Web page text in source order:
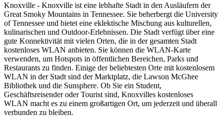
Knoxville - Knoxville ist eine lebhafte Stadt in den Ausläufern der
Great Smoky Mountains in Tennessee. Sie beherbergt die University
of Tennessee und bietet eine eklektische Mischung aus kulturellen,
kulinarischen und Outdoor-Erlebnissen. Die Stadt verfügt über eine
gute Konnektivität mit vielen Orten, die in der gesamten Stadt
kostenloses WLAN anbieten. Sie können die WLAN-Karte
verwenden, um Hotspots in öffentlichen Bereichen, Parks und
Restaurants zu finden. Einige der beliebtesten Orte mit kostenlosem
WLAN in der Stadt sind der Marktplatz, die Lawson McGhee
Bibliothek und die Sunsphere. Ob Sie ein Student,
Geschäftsreisender oder Tourist sind, Knoxvilles kostenloses
WLAN macht es zu einem großartigen Ort, um jederzeit und überall
verbunden zu bleiben.